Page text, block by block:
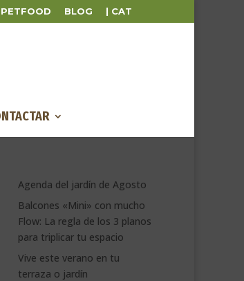
BLOG | CAT
Agenda del jardín de Agosto
Balcones «Mini» con mucho
Flow: La regla de los 3 planos
para triplicar tu espacio
Vive este verano en tu
terraza o jardín